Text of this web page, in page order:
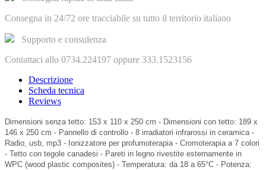
Consegna in 24/72 ore tracciabile su tutto il territorio italiano
Supporto e consulenza
Contattaci allo 0734.224197 oppure 333.1523156
Descrizione
Scheda tecnica
Reviews
Dimensioni senza tetto: 153 x 110 x 250 cm - Dimensioni con tetto: 189 x
146 x 250 cm - Pannello di controllo - 8 irradiatori infrarossi in ceramica -
Radio, usb, mp3 - Ionizzatore per profumoterapia - Cromoterapia a 7 colori
- Tetto con tegole canadesi - Pareti in legno rivestite esternamente in
WPC (wood plastic composites) - Temperatura: da 18 a 65°C - Potenza: